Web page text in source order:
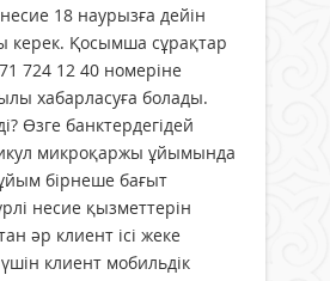
18 наурызға дейін
керек. Қосымша сұрақтар
724 12 40 номеріне
хабарласуға болады.
Өзге банк­тердегідей
микро­қаржы ұйымында
бірнеше бағыт
несие қызметтерін
әр клиент ісі жеке
клиент мобильдік